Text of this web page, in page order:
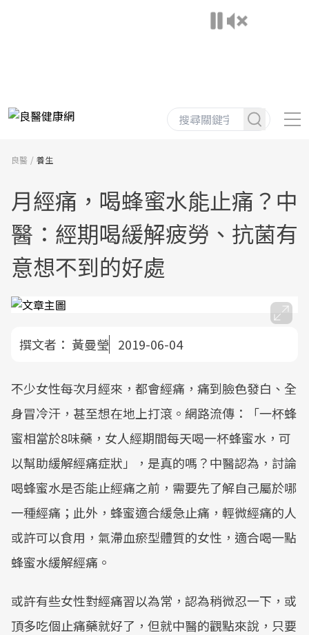
良醫 養生
月經痛，喝蜂蜜水能止痛？中
醫：經期喝緩解疲勞、抗菌有
意想不到的好處
撰文者： 黃曼瑩 2019-06-04
不少女性每次月經來，都會經痛，痛到臉色發白、全
身冒冷汗，甚至想在地上打滾。網路流傳：「一杯蜂
蜜相當於8味藥，女人經期間每天喝一杯蜂蜜水，可
以幫助緩解經痛症狀」，是真的嗎？中醫認為，討論
喝蜂蜜水是否能止經痛之前，需要先了解自己屬於哪
一種經痛；此外，蜂蜜適合緩急止痛，輕微經痛的人
或許可以食用，氣滯血瘀型體質的女性，適合喝一點
蜂蜜水緩解經痛。
或許有些女性對經痛習以為常，認為稍微忍一下，或
頂多吃個止痛藥就好了，但就中醫的觀點來說，只要